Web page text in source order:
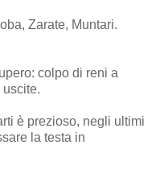
Zarate, Muntari.
colpo di reni a
è prezioso, negli ultimi
la testa in